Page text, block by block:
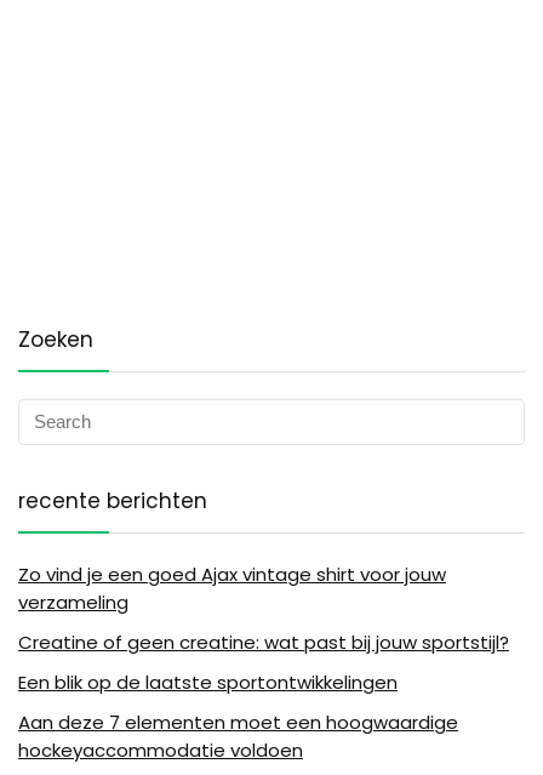
Zoeken
recente berichten
Zo vind je een goed Ajax vintage shirt voor jouw
verzameling
Creatine of geen creatine: wat past bij jouw sportstijl?
Een blik op de laatste sportontwikkelingen
Aan deze 7 elementen moet een hoogwaardige
hockeyaccommodatie voldoen